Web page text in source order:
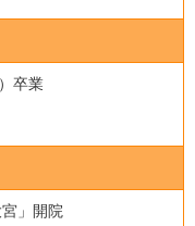
卒業
」開院